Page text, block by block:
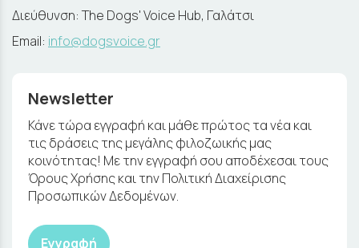
Διεύθυνση: The Dogs' Voice Hub, Γαλάτσι
Email: info@dogsvoice.gr
Newsletter
Κάνε τώρα εγγραφή και μάθε πρώτος τα νέα και
τις δράσεις της μεγάλης φιλοζωικής μας
κοινότητας! Με την εγγραφή σου αποδέχεσαι τους
Όρους Χρήσης και την Πολιτική Διαχείρισης
Προσωπικών Δεδομένων.
Εγγραφή